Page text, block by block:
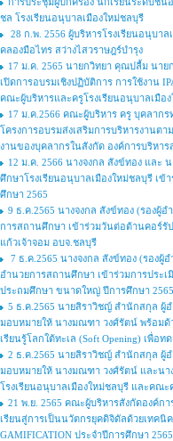
ชล โรงเรียนอนุบาลเมืองใหม่ชลบุรี
28 ก.พ. 2556 ผู้บริหารโรงเรียนอนุบา
คลองมือไทร สว่างไสวราษฎร์บำรุง
17 ม.ค. 2565 นายกวิทยา คุณปลื้ม นาย
เปิดการอบรมเชิงปฏิบัติการ การใช้งาน
คณะผู้บริหารและครูโรงเรียนอนุบาลเมื
17 ม.ค.2566 คณะผู้บริหาร ครู บุคลากร
โครงการอบรมส่งเสริมการบริหารงานต
งานของบุคลากรในสังกัด องค์การบริหา
12 ม.ค. 2566 นางจงกล สังข์ทอง และ
ศึกษาโรงเรียนอนุบาลเมืองใหม่ชลบุรี เข้
ศึกษา 2565
9 ธ.ค.2565 นางจงกล สังข์ทอง (รองผู้
การสถานศึกษา เข้าร่วมวันต่อต้านคอร์รั
แก้วเจ้าจอม อบจ.ชลบุรี
7 ธ.ค.2565 นางจงกล สังข์ทอง (รอง
อำนวยการสถานศึกษา เข้าร่วมการประ
ประถมศึกษา ขนาดใหญ่ ปีการศึกษา
5 ธ.ค.2565 นายสิราวิชญ์ สำนักสกุล ผู้
มอบหมายให้ นางมณฑา วงศ์รัตน์ พร้อม
เรียนรู้โลกใต้ทะเล (Soft Opening) เพื่
2 ธ.ค.2565 นายสิราวิชญ์ สำนักสกุล ผู้
มอบหมายให้ นางมณฑา วงศ์รัตน์ และน
โรงเรียนอนุบาลเมืองใหม่ชลบุรี และคณ
21 พ.ย. 2565 คณะผู้บริหารสังกัดองค์ก
เรียนสู่การเป็นนวัตกรยุคดิจิดัลด้วยเทคนิ
GAMIFICATION ประจำปีการศึกษา 2565